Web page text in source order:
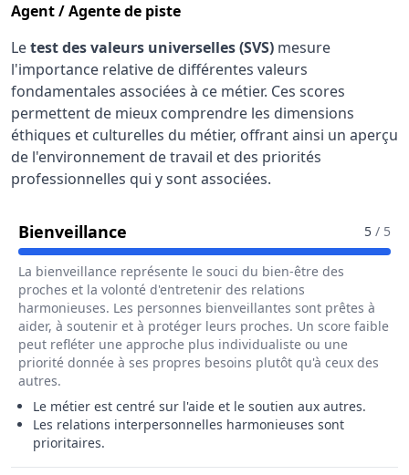
Agent / Agente de piste
Letest des valeurs universelles (SVS) mesure
l'importance relative de différentes valeurs
fondamentales associées à ce métier. Ces scores
permettent de mieux comprendre les dimensions
éthiques et culturelles du métier, offrant ainsi un aperçu
de l'environnement de travail et des priorités
professionnelles qui y sont associées.
Bienveillance Pour Le Métier De Agent / Agente
5 / 5
La bienveillance représente le souci du bien-être des
proches et la volonté d'entretenir des relations
harmonieuses. Les personnes bienveillantes sont prêtes à
aider, à soutenir et à protéger leurs proches. Un score faible
peut refléter une approche plus individualiste ou une
priorité donnée à ses propres besoins plutôt qu'à ceux des
autres.
Le métier est centré sur l'aide et le soutien aux autres.
Les relations interpersonnelles harmonieuses sont
prioritaires.